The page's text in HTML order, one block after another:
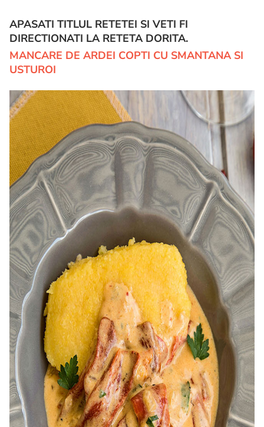
APASATI TITLUL RETETEI SI VETI FI
DIRECTIONATI LA RETETA DORITA.
MANCARE DE ARDEI COPTI CU SMANTANA SI
USTUROI